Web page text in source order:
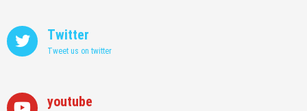
Twitter
Tweet us on twitter
youtube